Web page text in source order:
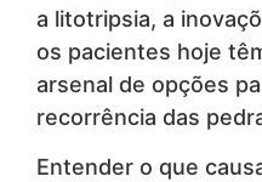
a litotripsia, a
os pacientes hoje
arsenal de opções
recorrência das
Entender o que